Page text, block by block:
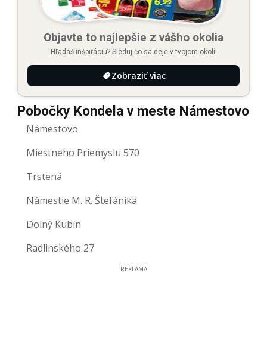
Objavte to najlepšie z vášho okolia
Hľadáš inšpiráciu? Sleduj čo sa deje v tvojom okolí!
Zobraziť viac
Pobočky Kondela v meste Námestovo
Námestovo
Miestneho Priemyslu 570
Trstená
Námestie M. R. Štefánika
Dolný Kubín
Radlinského 27
REKLAMA